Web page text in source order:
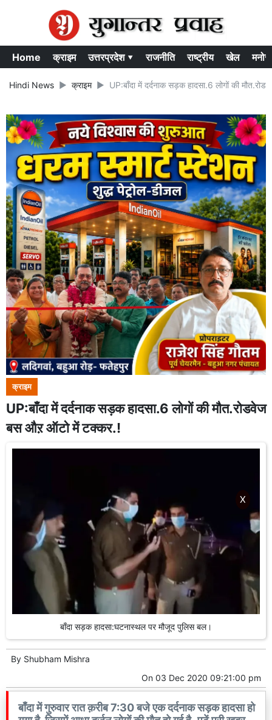
Home क्राइम उत्तरप्रदेश ▾ राजनीति राष्ट्रीय खेल
Hindi News क्राइम UP:बाँदा में दर्दनाक सड़क हादसा.6 लोगों की
क्राइम
UP:बाँदा में दर्दनाक सड़क हादसा.6 लोगों की मौत.रोडवेज
बस औऱ ऑटो में टक्कर.!
बाँदा सड़क हादसा:घटनास्थल पर मौजूद पुलिस बल।
By Shubham Mishra
On 03 Dec 2020 09:21:00 pm
बाँदा में गुरुवार रात क़रीब 7:30 बजे एक दर्दनाक सड़क हादसा हो
X